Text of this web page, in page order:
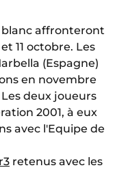
blanc affronteront
11 octobre. Les
(Espagne)
en novembre
deux joueurs
2001, à eux
avec l'Equipe de
retenus avec les